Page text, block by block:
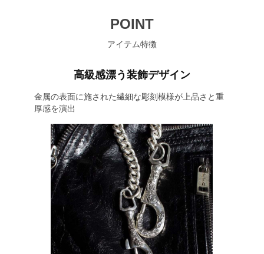
POINT
アイテム特徴
高級感漂う装飾デザイン
金属の表面に施された繊細な彫刻模様が上品さと重
厚感を演出